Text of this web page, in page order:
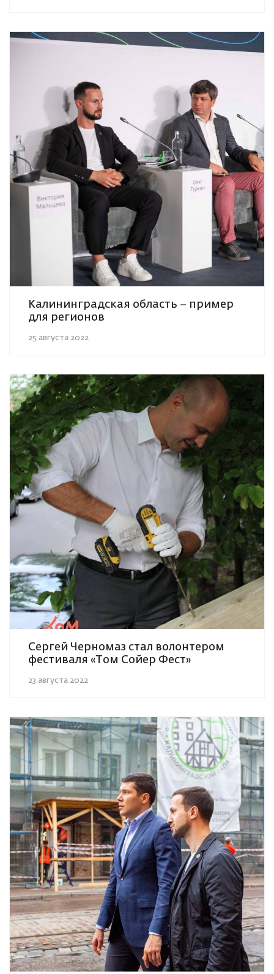
Калининградская область – пример
для регионов
25 августа 2022
Сергей Черномаз стал волонтером
фестиваля «Том Сойер Фест»
23 августа 2022